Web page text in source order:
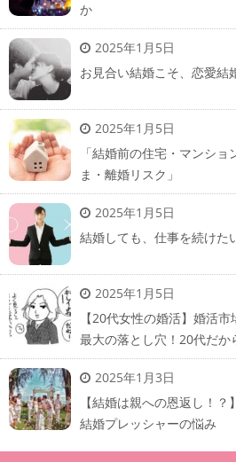
か
2025年1月5日
お見合い結婚こそ、恋愛結
2025年1月5日
「結婚前の住宅・マンシ
ま・離婚リスク」
2025年1月5日
結婚しても、仕事を続けた
2025年1月5日
【20代女性の婚活】婚活
最大の落とし穴！20代だか
2025年1月3日
【結婚は親への恩返し！
結婚プレッシャーの悩み